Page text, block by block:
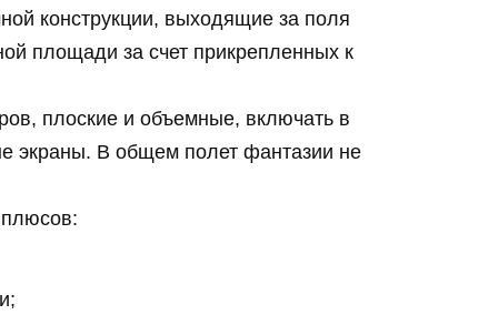
конструкции, выходящие за поля
площади за счет прикрепленных к
плоские и объемные, включать в
экраны. В общем полет фантазии не